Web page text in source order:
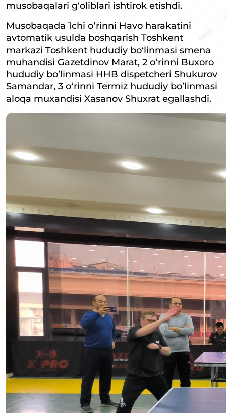
musobaqalari g‘oliblari ishtirok etishdi.
Musobaqada 1chi o‘rinni Havo harakatini
avtomatik usulda boshqarish Toshkent
markazi Toshkent hududiy bo‘linmasi smena
muhandisi Gazetdinov Marat, 2 o‘rinni Buxoro
hududiy bo’linmasi HHB dispetcheri Shukurov
Samandar, 3 o‘rinni Termiz hududiy bo’linmasi
aloqa muxandisi Xasanov Shuxrat egallashdi.